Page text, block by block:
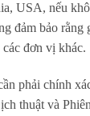
USA, nếu
đảm bảo
đơn vị khác.
phải chính
thuật và